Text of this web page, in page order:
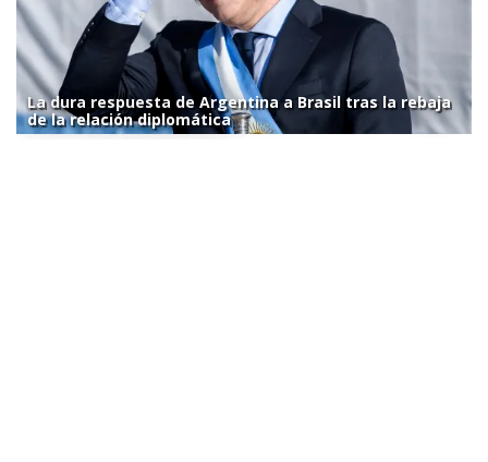
La dura respuesta de Argentina a Brasil tras la rebaja
de la relación diplomática